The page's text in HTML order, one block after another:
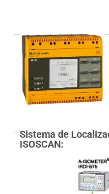
Sistema de
ISOSCAN: